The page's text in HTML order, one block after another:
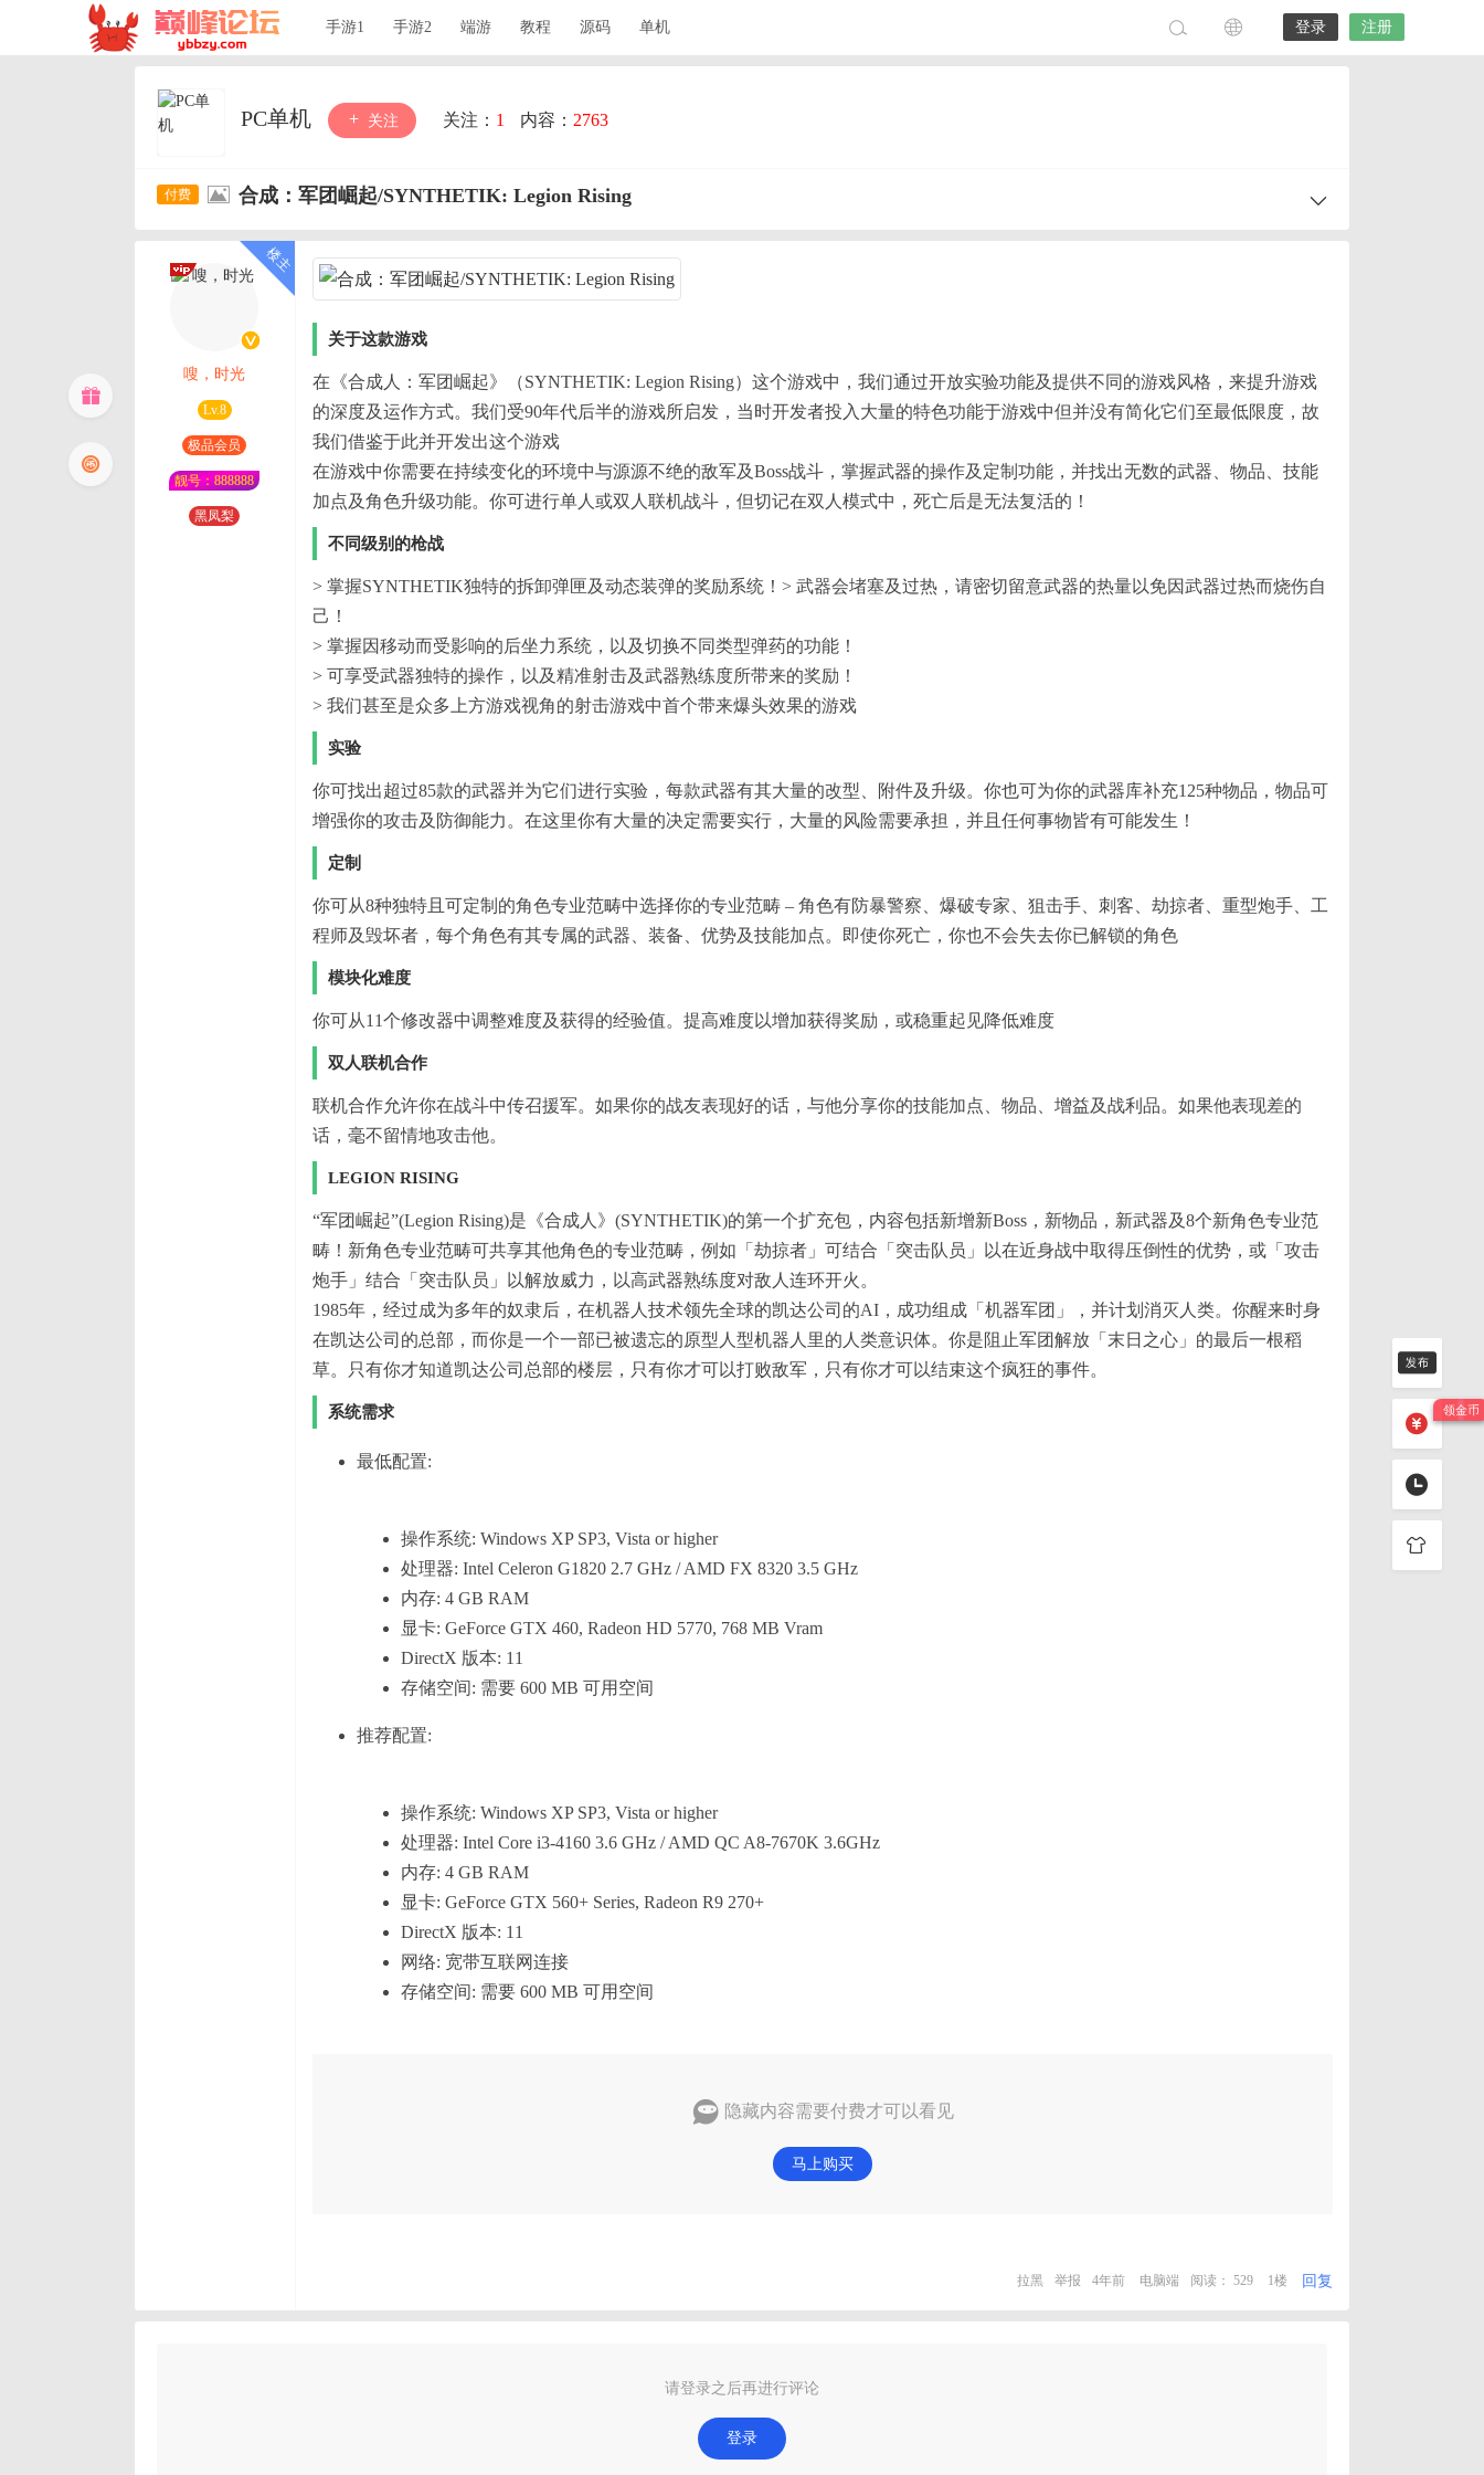
手游1 手游2 端游 教程 源码 单机 登录 注册
PC单机 关注 关注： 1 内容： 2763
合成：军团崛起/SYNTHETIK: Legion Rising
嗖，时光
Lv.8
极品会员
靓号：888888
黑凤梨
关于这款游戏
在《合成人：军团崛起》（SYNTHETIK: Legion Rising）这个游戏中，我们通过开放实验功能及提供不同的游戏风格，来提升游戏
的深度及运作方式。我们受90年代后半的游戏所启发，当时开发者投入大量的特色功能于游戏中但并没有简化它们至最低限度，故
我们借鉴于此并开发出这个游戏
在游戏中你需要在持续变化的环境中与源源不绝的敌军及Boss战斗，掌握武器的操作及定制功能，并找出无数的武器、物品、技能
加点及角色升级功能。你可进行单人或双人联机战斗，但切记在双人模式中，死亡后是无法复活的！
不同级别的枪战
> 掌握SYNTHETIK独特的拆卸弹匣及动态装弹的奖励系统！> 武器会堵塞及过热，请密切留意武器的热量以免因武器过热而烧伤自
己！
> 掌握因移动而受影响的后坐力系统，以及切换不同类型弹药的功能！
> 可享受武器独特的操作，以及精准射击及武器熟练度所带来的奖励！
> 我们甚至是众多上方游戏视角的射击游戏中首个带来爆头效果的游戏
实验
你可找出超过85款的武器并为它们进行实验，每款武器有其大量的改型、附件及升级。你也可为你的武器库补充125种物品，物品可
增强你的攻击及防御能力。在这里你有大量的决定需要实行，大量的风险需要承担，并且任何事物皆有可能发生！
定制
你可从8种独特且可定制的角色专业范畴中选择你的专业范畴 – 角色有防暴警察、爆破专家、狙击手、刺客、劫掠者、重型炮手、工
程师及毁坏者，每个角色有其专属的武器、装备、优势及技能加点。即使你死亡，你也不会失去你已解锁的角色
模块化难度
你可从11个修改器中调整难度及获得的经验值。提高难度以增加获得奖励，或稳重起见降低难度
双人联机合作
联机合作允许你在战斗中传召援军。如果你的战友表现好的话，与他分享你的技能加点、物品、增益及战利品。如果他表现差的
话，毫不留情地攻击他。
LEGION RISING
“军团崛起”(Legion Rising)是《合成人》(SYNTHETIK)的第一个扩充包，内容包括新增新Boss，新物品，新武器及8个新角色专业范
畴！新角色专业范畴可共享其他角色的专业范畴，例如「劫掠者」可结合「突击队员」以在近身战中取得压倒性的优势，或「攻击
炮手」结合「突击队员」以解放威力，以高武器熟练度对敌人连环开火。
1985年，经过成为多年的奴隶后，在机器人技术领先全球的凯达公司的AI，成功组成「机器军团」，并计划消灭人类。你醒来时身
在凯达公司的总部，而你是一个一部已被遗忘的原型人型机器人里的人类意识体。你是阻止军团解放「末日之心」的最后一根稻
草。只有你才知道凯达公司总部的楼层，只有你才可以打败敌军，只有你才可以结束这个疯狂的事件。
系统需求
最低配置:
操作系统: Windows XP SP3, Vista or higher
处理器: Intel Celeron G1820 2.7 GHz / AMD FX 8320 3.5 GHz
内存: 4 GB RAM
显卡: GeForce GTX 460, Radeon HD 5770, 768 MB Vram
DirectX 版本: 11
存储空间: 需要 600 MB 可用空间
推荐配置:
操作系统: Windows XP SP3, Vista or higher
处理器: Intel Core i3-4160 3.6 GHz / AMD QC A8-7670K 3.6GHz
内存: 4 GB RAM
显卡: GeForce GTX 560+ Series, Radeon R9 270+
DirectX 版本: 11
网络: 宽带互联网连接
存储空间: 需要 600 MB 可用空间
隐藏内容需要付费才可以看见
马上购买
拉黑 举报 4年前 电脑端 阅读： 529 1楼 回复
请登录之后再进行评论
登录